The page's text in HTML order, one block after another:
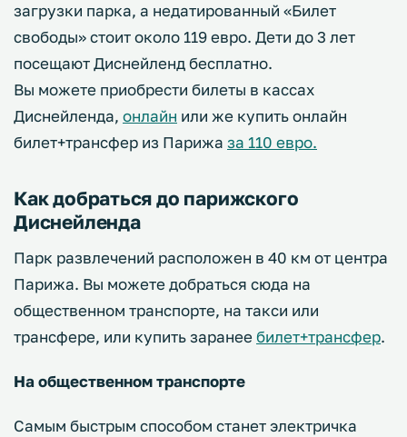
загрузки парка, а недатированный «Билет
свободы» стоит около 119 евро. Дети до 3 лет
посещают Диснейленд бесплатно.
Вы можете приобрести билеты в кассах
Диснейленда, онлайн или же купить онлайн
билет+трансфер из Парижа за 110 евро.
Как добраться до парижского
Диснейленда
Парк развлечений расположен в 40 км от центра
Парижа. Вы можете добраться сюда на
общественном транспорте, на такси или
трансфере, или купить заранее билет+трансфер.
На общественном транспорте
Самым быстрым способом станет электричка